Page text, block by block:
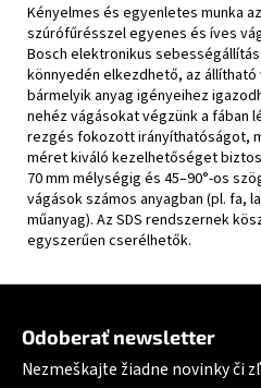
Kényelmes és egyenletes munka
szúrófűrésszel egyenes és íves
Bosch elektronikus
könnyedén elkezdhető, az
bármelyik anyag igényeihez
nehéz vágásokat végzünk a fában
rezgés fokozott irányíthatóságot,
méret kiváló kezelhetőséget
70 mm mélységig és 45–90°-os
vágások számos anyagban (pl. fa,
műanyag). Az SDS rendszernek
egyszerűen cserélhetők.
Odoberať newsletter
Nezmeškajte žiadne novinky či